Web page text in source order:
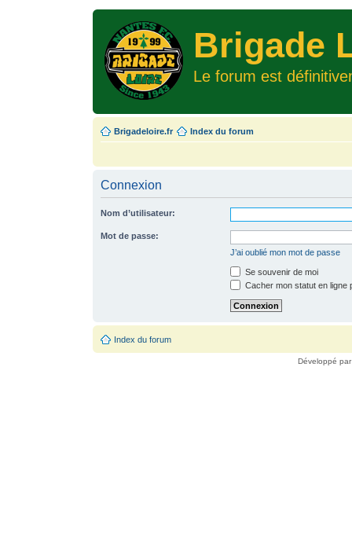
Brigade
Le forum est
Brigadeloire.fr Index du forum
Connexion
Nom d’utilisateur:
Mot de passe:
J’ai oublié mon mot de passe
Se souvenir de moi
Cacher mon statut en ligne
Index du forum
Développé